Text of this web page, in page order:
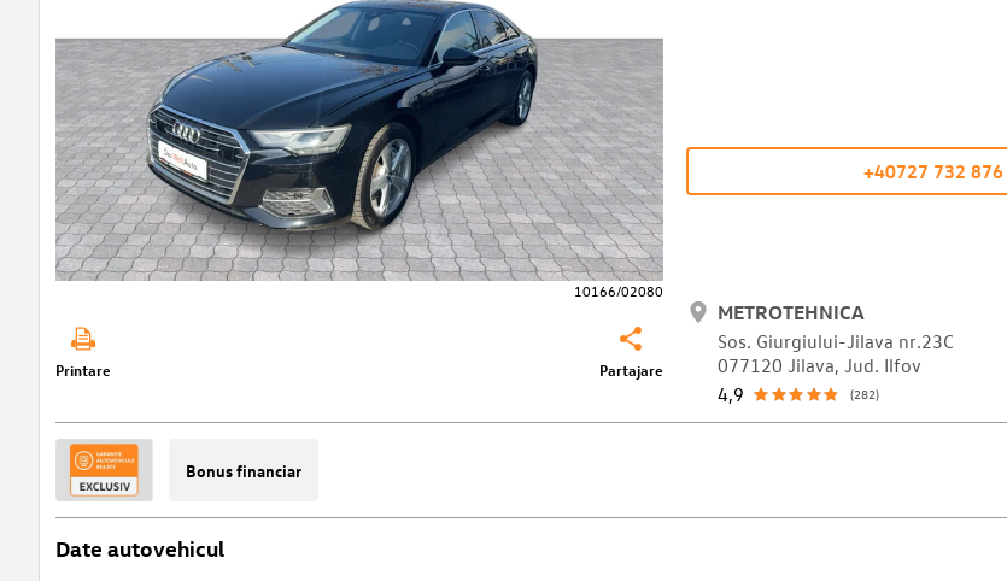
10166/02080
+40727 732 876
METROTEHNICA
Sos. Giurgiului-Jilava nr.23C
077120 Jilava, Jud. Ilfov
4,9
(282)
Printare Partajare
Bonus financiar
Date autovehicul